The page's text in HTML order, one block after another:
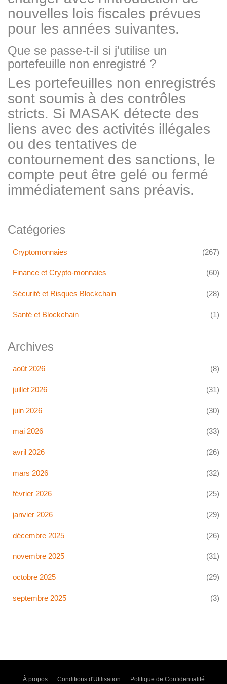
nouvelles lois fiscales prévues
pour les années suivantes.
Que se passe-t-il si j'utilise un
portefeuille non enregistré ?
Les portefeuilles non enregistrés
sont soumis à des contrôles
stricts. Si MASAK détecte des
liens avec des activités illégales
ou des tentatives de
contournement des sanctions, le
compte peut être gelé ou fermé
immédiatement sans préavis.
Catégories
Cryptomonnaies (267)
Finance et Crypto-monnaies (60)
Sécurité et Risques Blockchain (28)
Santé et Blockchain (1)
Archives
août 2026 (8)
juillet 2026 (31)
juin 2026 (30)
mai 2026 (33)
avril 2026 (26)
mars 2026 (32)
février 2026 (25)
janvier 2026 (29)
décembre 2025 (26)
novembre 2025 (31)
octobre 2025 (29)
septembre 2025 (3)
À propos Conditions d'Utilisation
Politique de Confidentialité